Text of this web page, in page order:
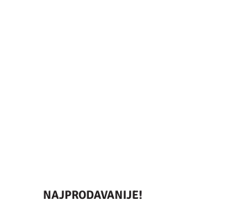
NAJPRODAVANIJE!